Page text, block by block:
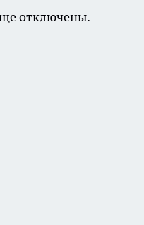
отключены.